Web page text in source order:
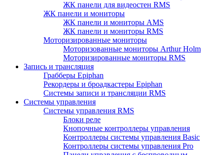
ЖК панели для видеостен RMS
ЖК панели и мониторы
ЖК панели и мониторы AMS
ЖК панели и мониторы RMS
Моторизированные мониторы
Моторизованные мониторы Arthur Holm
Моторизированные мониторы RMS
Запись и трансляция
Грабберы Epiphan
Рекордеры и броадкастеры Epiphan
Системы записи и трансляции RMS
Системы управления
Системы управления RMS
Блоки реле
Кнопочные контроллеры управления
Контроллеры системы управления Basic
Контроллеры системы управления Pro